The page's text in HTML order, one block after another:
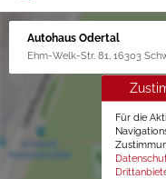
Autohaus Odertal
Ehm-Welk-Str. 81, 16303
Für die